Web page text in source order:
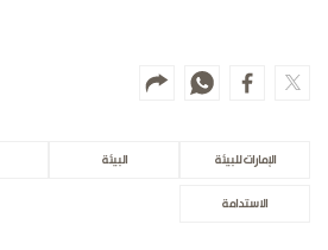
الإمارات للبيئة البيئة
الاستدامة